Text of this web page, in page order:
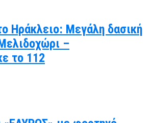
Ηράκλειο: Μεγάλη δασική
–
το 112